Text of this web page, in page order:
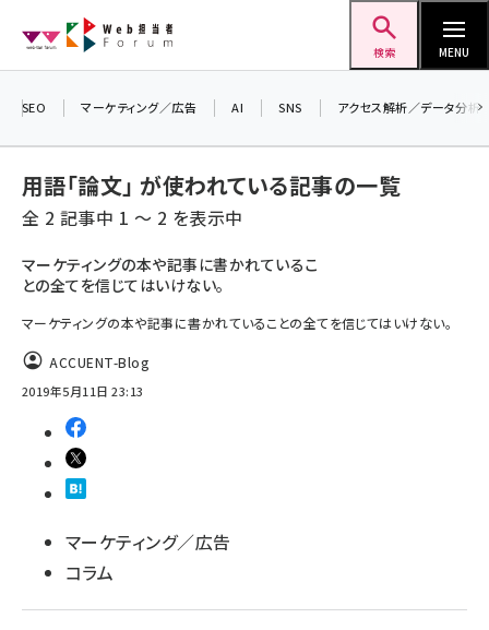
ン
検索 MENU
ai (2804)
youtube (2429)
note (2312)
z世代 (1622)
llmo (1161)
SEO マーケティング／広告 AI SNS アクセス解析／データ分析
用語「論文」 が使われている記事の一覧
全 2 記事中 1 ～ 2 を表示中
マーケティングの本や記事に書かれているこ
との全てを信じてはいけない。
マーケティングの本や記事に書かれていることの全てを信じてはいけない。
ACCUENT-Blog
2019年5月11日 23:13
マーケティング／広告
コラム
7月24日で創刊20周年。ご回答者には抽選で
プレゼントを差し上げます！
▼アンケートページはこちらから▼